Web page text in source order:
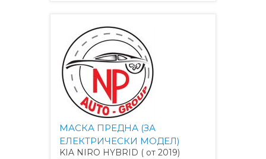
МАСКА ПРЕДНА (ЗА
ЕЛЕКТРИЧЕСКИ МОДЕЛ)
KIA NIRO HYBRID ( от 2019)